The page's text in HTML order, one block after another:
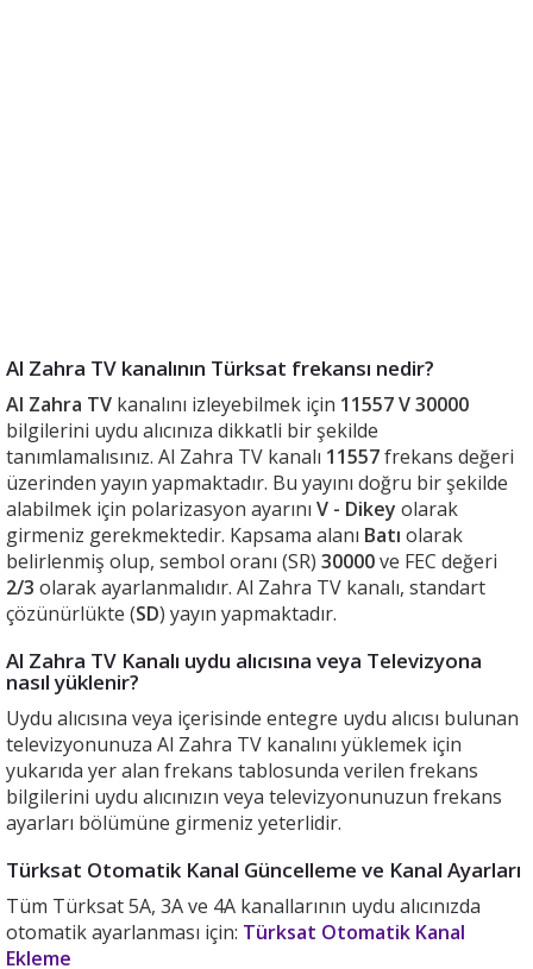
Al Zahra TV kanalının Türksat frekansı nedir?
Al Zahra TV kanalını izleyebilmek için 11557 V 30000
bilgilerini uydu alıcınıza dikkatli bir şekilde
tanımlamalısınız. Al Zahra TV kanalı 11557frekans değeri
üzerinden yayın yapmaktadır. Bu yayını doğru bir şekilde
alabilmek için polarizasyon ayarını V - Dikey olarak
girmeniz gerekmektedir. Kapsama alanı Batı olarak
belirlenmiş olup, sembol oranı (SR) 30000ve FEC değeri
2/3 olarak ayarlanmalıdır. Al Zahra TV kanalı, standart
çözünürlükte (SD) yayın yapmaktadır.
Al Zahra TV Kanalı uydu alıcısına veya Televizyona
nasıl yüklenir?
Uydu alıcısına veya içerisinde entegre uydu alıcısı bulunan
televizyonunuza Al Zahra TV kanalını yüklemek için
yukarıda yer alan frekans tablosunda verilen frekans
bilgilerini uydu alıcınızın veya televizyonunuzun frekans
ayarları bölümüne girmeniz yeterlidir.
Türksat Otomatik Kanal Güncelleme ve Kanal Ayarları
Tüm Türksat 5A, 3A ve 4A kanallarının uydu alıcınızda
otomatik ayarlanması için: Türksat Otomatik Kanal
Ekleme